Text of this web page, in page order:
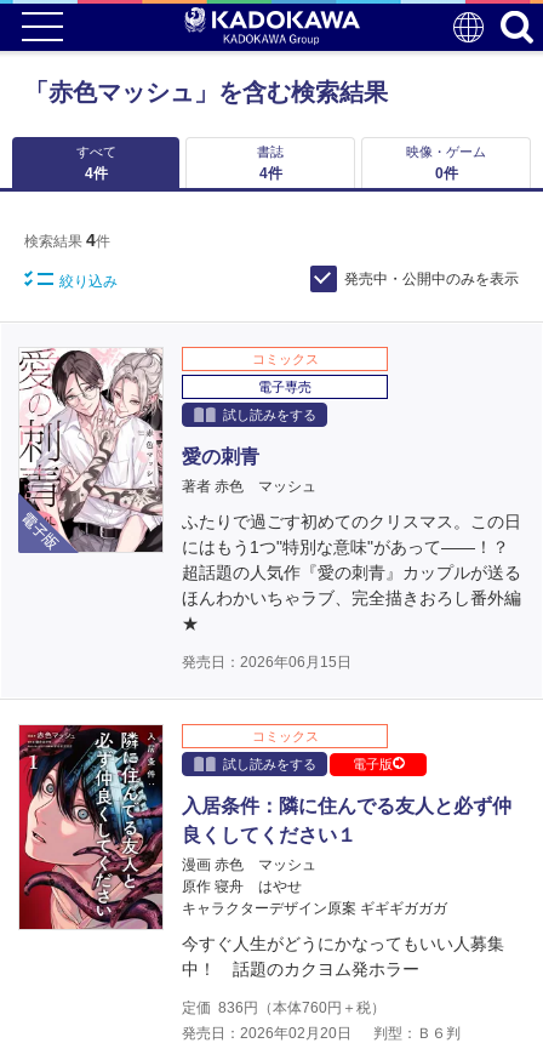
「赤色マッシュ」を含む検索結果
すべて
4件
書誌
4件
映像・ゲーム
0件
検索結果 4件
絞り込み 発売中・公開中のみを表示
電子版
コミックス
電子専売
試し読みをする
愛の刺青
著者 赤色 マッシュ
ふたりで過ごす初めてのクリスマス。この日
にはもう1つ"特別な意味"があって――！？
超話題の人気作『愛の刺青』カップルが送る
ほんわかいちゃラブ、完全描きおろし番外編
★
発売日：2026年06月15日
コミックス
試し読みをする
電子版
入居条件：隣に住んでる友人と必ず仲
良くしてください１
漫画 赤色 マッシュ
原作 寝舟 はやせ
キャラクターデザイン原案 ギギギガガガ
今すぐ人生がどうにかなってもいい人募集
中！ 話題のカクヨム発ホラー
定価 836 円（本体760円＋税）
発売日：2026年02月20日
判型：Ｂ６判